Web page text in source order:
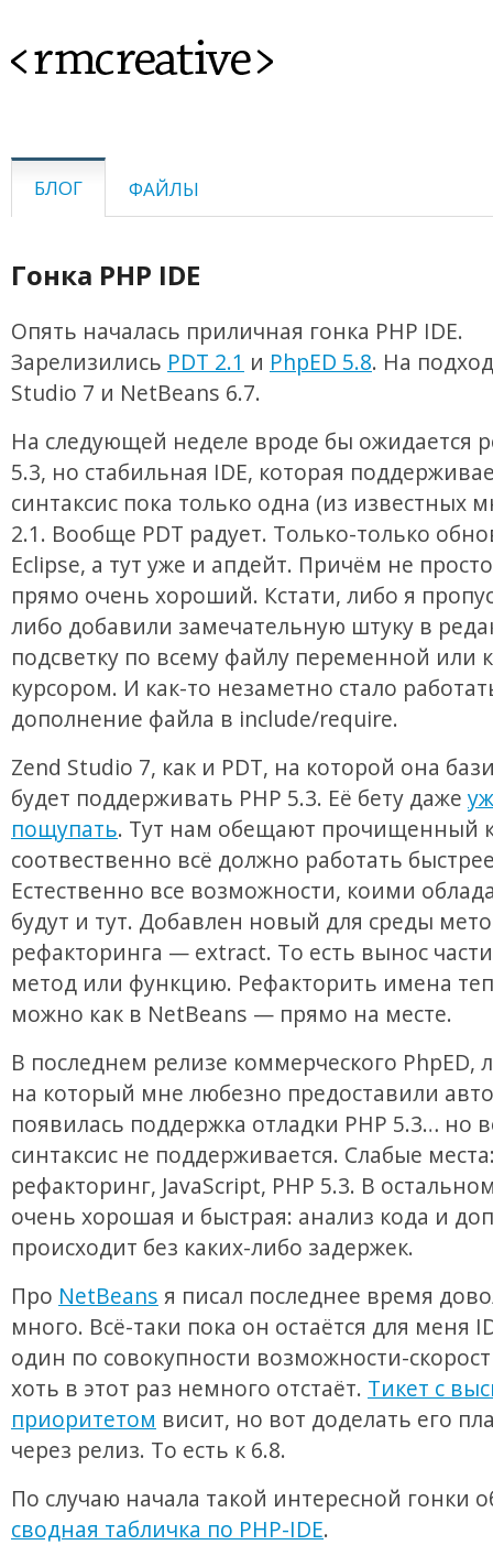
<rmcreative>
БЛОГ ФАЙЛЫ
Гонка PHP IDE
Опять началась приличная гонка PHP IDE.
Зарелизились PDT 2.1 и PhpED 5.8. На
Studio 7 и NetBeans 6.7.
На следующей неделе вроде бы ожидается
5.3, но стабильная IDE, которая
синтаксис пока только одна (из известных
2.1. Вообще PDT радует. Только-только
Eclipse, а тут уже и апдейт. Причём не
прямо очень хороший. Кстати, либо я
либо добавили замечательную штуку в
подсветку по всему файлу переменной или
курсором. И как-то незаметно стало
дополнение файла в include/require.
Zend Studio 7, как и PDT, на которой она
будет поддерживать PHP 5.3. Её бету даже
пощупать. Тут нам обещают прочищенный
соотвественно всё должно работать
Естественно все возможности, коими
будут и тут. Добавлен новый для среды
рефакторинга — extract. То есть вынос
метод или функцию. Рефакторить имена
можно как в NetBeans — прямо на месте.
В последнем релизе коммерческого PhpED,
на который мне любезно предоставили
появилась поддержка отладки PHP 5.3… но
синтаксис не поддерживается. Слабые
рефакторинг, JavaScript, PHP 5.3. В
очень хорошая и быстрая: анализ кода и
происходит без каких-либо задержек.
Про NetBeans я писал последнее время
много. Всё-таки пока он остаётся для меня
один по совокупности возможности-
хоть в этот раз немного отстаёт. Тикет с
приоритетом висит, но вот доделать его
через релиз. То есть к 6.8.
По случаю начала такой интересной гонки
сводная табличка по PHP-IDE.